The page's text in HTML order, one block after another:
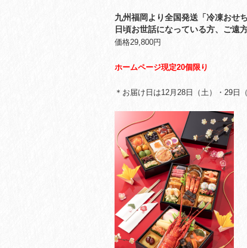
九州福岡より全国発送「冷凍おせ
日頃お世話になっている方、ご遠
価格29,800円
ホームページ現定20個限り
＊お届け日は12月28日（土）・29日